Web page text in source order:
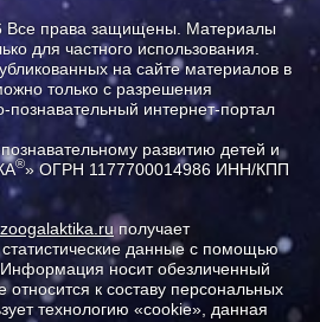
Все права защищены. Материалы
для частного использования.
на сайте материалов в
только с разрешения
познавательный интернет-портал
развитию детей и
®» ОГРН 1177700014986 ИНН/КПП
zoogalaktika.ruполучает
данные с помощью
носит обезличенный
относится к составу персональных
технологию «cookie», данная